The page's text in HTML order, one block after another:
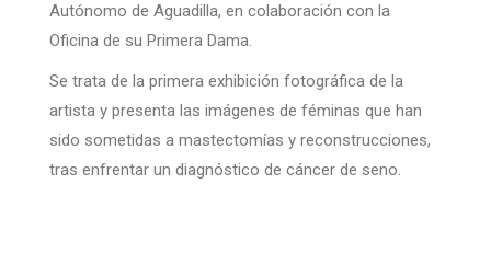
Autónomo de Aguadilla, en colaboración con la
Oficina de su Primera Dama.
Se trata de la primera exhibición fotográfica de la
artista y presenta las imágenes de féminas que han
sido sometidas a mastectomías y reconstrucciones,
tras enfrentar un diagnóstico de cáncer de seno.